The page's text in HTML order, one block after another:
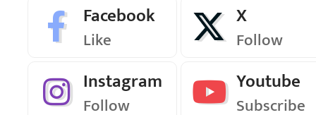
Facebook
Like
X
Follow
Instagram
Follow
Youtube
Subscribe